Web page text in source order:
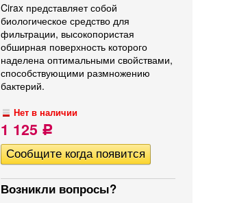
Cirax представляет собой
биологическое средство для
фильтрации, высокопористая
обширная поверхность которого
наделена оптимальными свойствами,
способствующими размножению
бактерий.
Нет в наличии
1 125 Р
Возникли вопросы?